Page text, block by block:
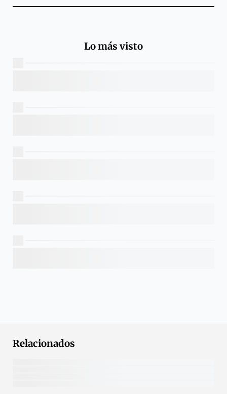
Lo más visto
Relacionados